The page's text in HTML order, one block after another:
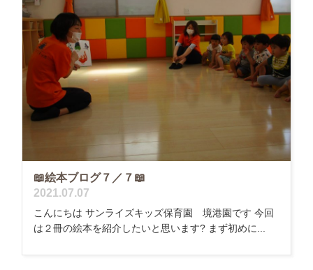
📖絵本ブログ７／７📖
2021.07.07
こんにちは サンライズキッズ保育園 境港園です 今回
は２冊の絵本を紹介したいと思います? まず初めに...